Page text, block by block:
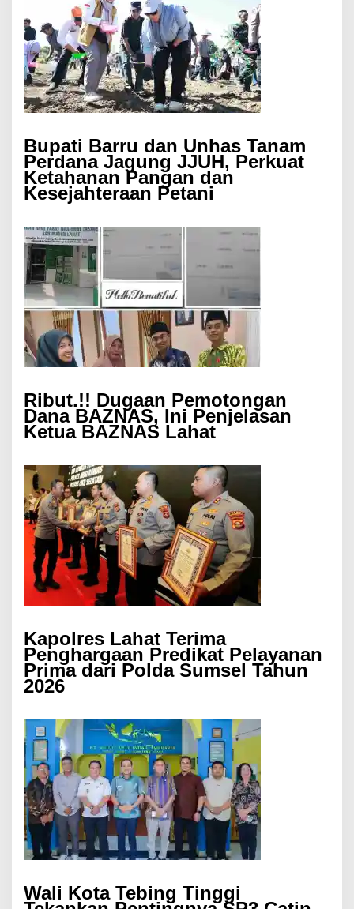
Bupati Barru dan Unhas Tanam
Perdana Jagung JJUH, Perkuat
Ketahanan Pangan dan
Kesejahteraan Petani
Ribut.!! Dugaan Pemotongan
Dana BAZNAS, Ini Penjelasan
Ketua BAZNAS Lahat
Kapolres Lahat Terima
Penghargaan Predikat Pelayanan
Prima dari Polda Sumsel Tahun
2026
Wali Kota Tebing Tinggi